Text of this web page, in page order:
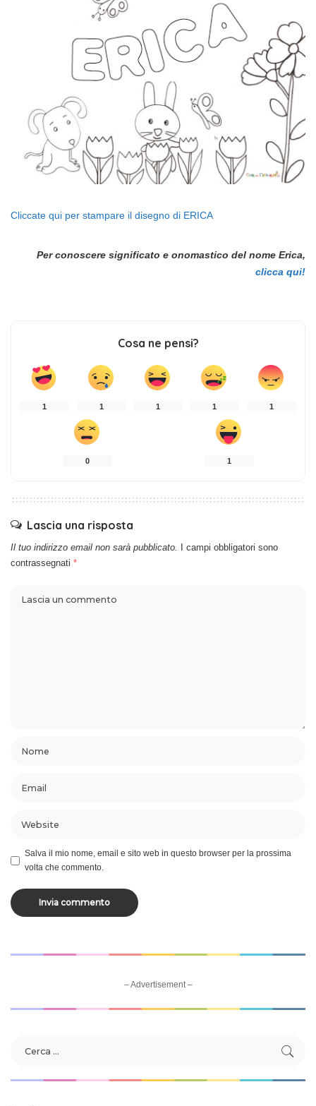
Cliccate qui per stampare il disegno di ERICA
Per conoscere significato e onomastico del nome Erica,
clicca qui!
Cosa ne pensi?
1 1 1 1 1
0 1
Lascia una risposta
Il tuo indirizzo email non sarà pubblicato.
I campi obbligatori sono
contrassegnati *
Salva il mio nome, email e sito web in questo browser per la prossima
volta che commento.
– Advertisement –